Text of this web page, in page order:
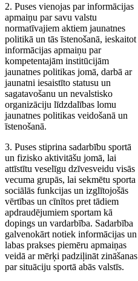
2. Puses vienojas par informācijas
apmaiņu par savu valstu
normatīvajiem aktiem jaunatnes
politikā un tās īstenošanā, ieskaitot
informācijas apmaiņu par
kompetentajām institūcijām
jaunatnes politikas jomā, darbā ar
jaunatni iesaistīto statusu un
sagatavošanu un nevalstisko
organizāciju līdzdalības lomu
jaunatnes politikas veidošanā un
īstenošanā.
3. Puses stiprina sadarbību sportā
un fizisko aktivitāšu jomā, lai
attīstītu veselīgu dzīvesveidu visās
vecuma grupās, lai sekmētu sporta
sociālās funkcijas un izglītojošās
vērtības un cīnītos pret tādiem
apdraudējumiem sportam kā
dopings un vardarbība. Sadarbība
galvenokārt notiek informācijas un
labas prakses piemēru apmaiņas
veidā ar mērķi padziļināt zināšanas
par situāciju sportā abās valstīs.